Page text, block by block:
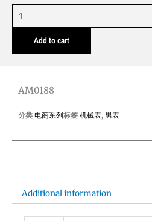
AM0188
quantity
Add to cart
AM0188
分类 电商系列标签 机械表, 男表
Additional information